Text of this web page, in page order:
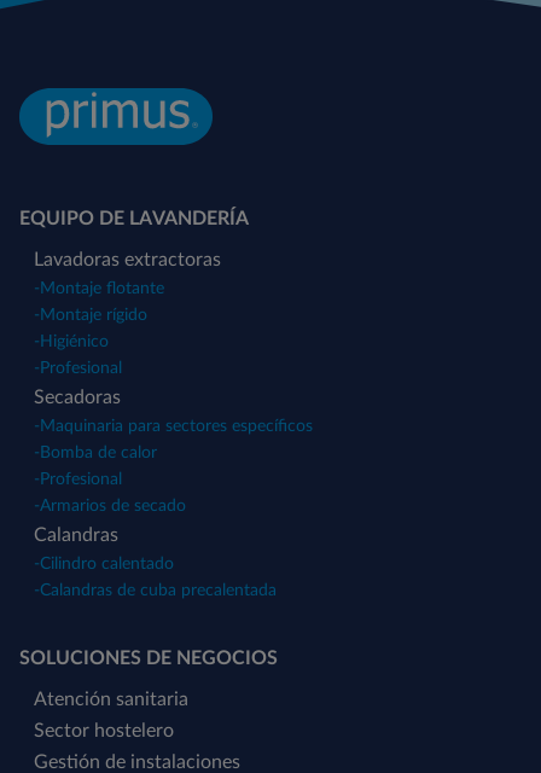
EQUIPO DE LAVANDERÍA
Lavadoras extractoras
- Montaje flotante
- Montaje rígido
- Higiénico
- Profesional
Secadoras
- Maquinaria para sectores específicos
- Bomba de calor
- Profesional
-Armarios de secado
Calandras
-Cilindro calentado
-Calandras de cuba precalentada
SOLUCIONES DE NEGOCIOS
Atención sanitaria
Sector hostelero
Gestión de instalaciones